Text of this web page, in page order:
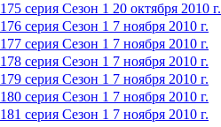
175 серия Сезон 1 20 октября 2010 г.
176 серия Сезон 1 7 ноября 2010 г.
177 серия Сезон 1 7 ноября 2010 г.
178 серия Сезон 1 7 ноября 2010 г.
179 серия Сезон 1 7 ноября 2010 г.
180 серия Сезон 1 7 ноября 2010 г.
181 серия Сезон 1 7 ноября 2010 г.